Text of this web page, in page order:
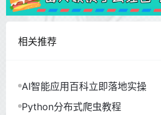
相关推荐
AI智能应用百科立即落地实操
Python分布式爬虫教程